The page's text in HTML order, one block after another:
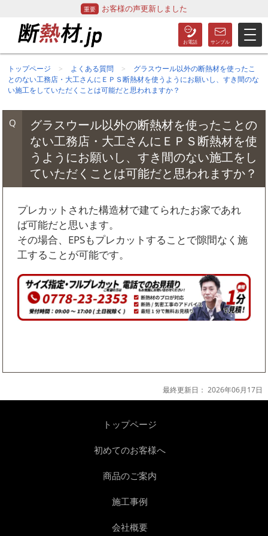
お客様の声更新しました
トップページ よくある質問
グラスウール以外の断熱材を使ったこ
とのない工務店・大工さんにＥＰＳ断熱材を使うようにお願いし、すき間のな
い施工をしていただくことは可能だと思われますか？
グラスウール以外の断熱材を使ったことの
ない工務店・大工さんにＥＰＳ断熱材を使
うようにお願いし、すき間のない施工をし
ていただくことは可能だと思われますか？
プレカットされた構造材で建てられたお家であれ
ば可能だと思います。
その場合、EPSもプレカットすることで隙間なく施
工することが可能です。
最終更新日：2026年06月17日
トップページ
初めてのお客様へ
商品のご案内
施工事例
会社概要